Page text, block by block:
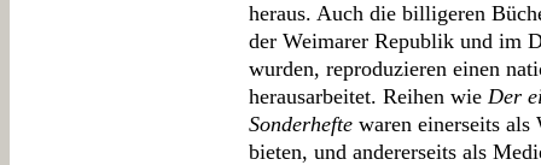
heraus. Auch die billigeren
der Weimarer Republik und im
wurden, reproduzieren einen
herausarbeitet. Reihen wie Der
Sonderhefte waren einerseits
bieten, und andererseits als